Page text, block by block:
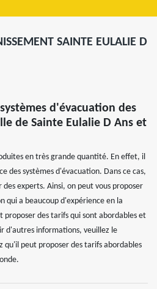
SAINTE EULALIE D
d'évacuation des
de Sainte Eulalie D Ans et
en très grande quantité. En effet, il
des systèmes d'évacuation. Dans ce cas,
experts. Ainsi, on peut vous proposer
qui a beaucoup d'expérience en la
proposer des tarifs qui sont abordables et
d'autres informations, veuillez le
qu'il peut proposer des tarifs abordables